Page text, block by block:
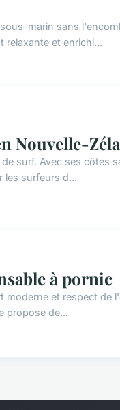
marin sans
relaxante et enrichi...
Nouvelle-
surf. Avec ses côtes
les surfeurs d...
à pornic
moderne et respect de
propose de...